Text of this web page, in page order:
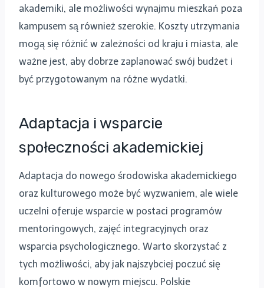
akademiki, ale możliwości wynajmu mieszkań poza
kampusem są również szerokie. Koszty utrzymania
mogą się różnić w zależności od kraju i miasta, ale
ważne jest, aby dobrze zaplanować swój budżet i
być przygotowanym na różne wydatki.
Adaptacja i wsparcie
społeczności akademickiej
Adaptacja do nowego środowiska akademickiego
oraz kulturowego może być wyzwaniem, ale wiele
uczelni oferuje wsparcie w postaci programów
mentoringowych, zajęć integracyjnych oraz
wsparcia psychologicznego. Warto skorzystać z
tych możliwości, aby jak najszybciej poczuć się
komfortowo w nowym miejscu. Polskie